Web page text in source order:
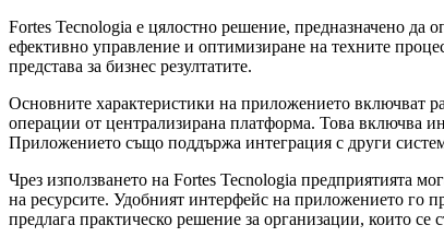
Fortes Tecnologia е цялостно решение, предназначено да
ефективно управление и оптимизиране на техните
представа за бизнес резултатите.
Основните характеристики на приложението включват
операции от централизирана платформа. Това включва
Приложението също поддържа интеграция с други
Чрез използването на Fortes Tecnologia предприятията
на ресурсите. Удобният интерфейс на приложението го
предлага практическо решение за организации, които